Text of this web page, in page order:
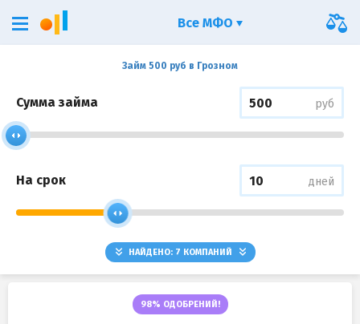
Займ 500 руб в Грозном
Сумма займа руб
На срок дней
НАЙДЕНО: 7 КОМПАНИЙ
98% ОДОБРЕНИЙ!
Все МФО